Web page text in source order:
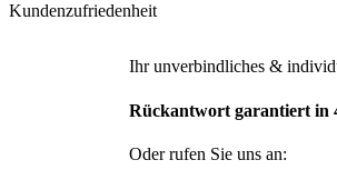
Kundenzufriedenheit
Ihr unverbindliches &
Rückantwort garantiert in
Oder rufen Sie uns an: